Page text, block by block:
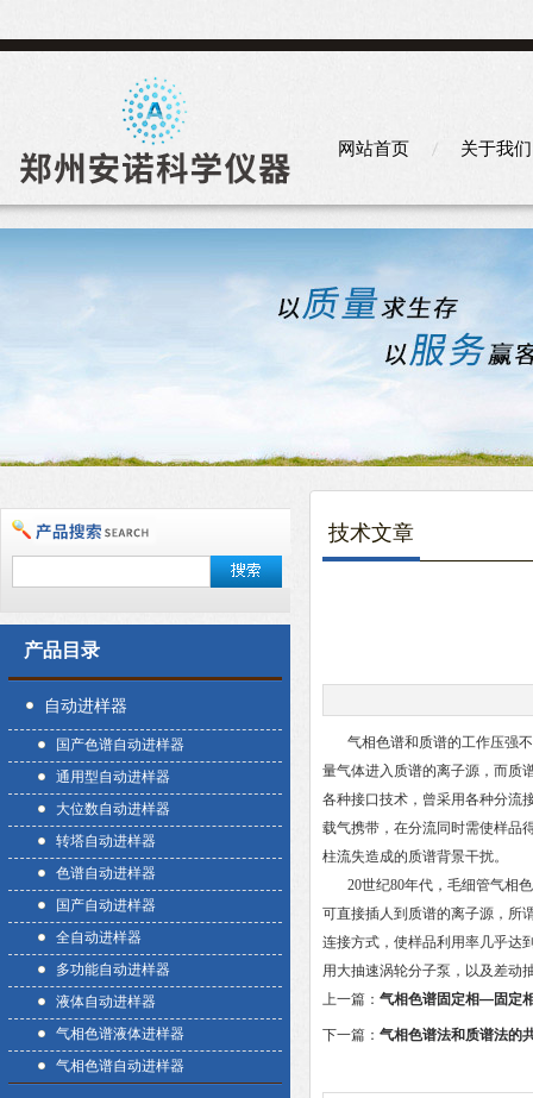
网站首页 关于我们
产品目录
自动进样器
国产色谱自动进样器
通用型自动进样器
大位数自动进样器
转塔自动进样器
色谱自动进样器
国产自动进样器
全自动进样器
多功能自动进样器
液体自动进样器
气相色谱液体进样器
气相色谱自动进样器
技术文章
气相色谱和质谱的工作压强不
量气体进入质谱的离子源，而质
各种接口技术，曾采用各种分流
载气携带，在分流同时需使样品
柱流失造成的质谱背景干扰。
20世纪80年代，毛细管气相色
可直接插人到质谱的离子源，所
连接方式，使样品利用率几乎达
用大抽速涡轮分子泵，以及差动
上一篇： 气相色谱固定相—固定
下一篇： 气相色谱法和质谱法的